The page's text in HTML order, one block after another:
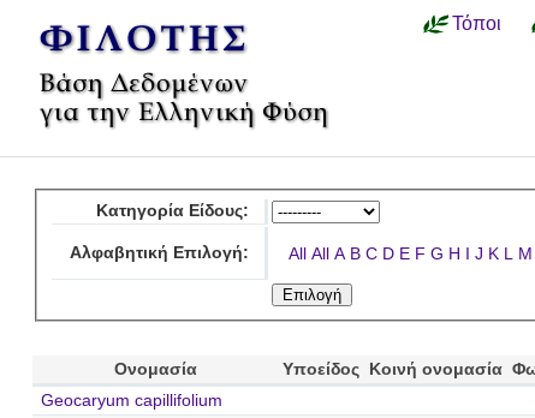
Τόποι
Κατηγορία Είδους:
Αλφαβητική Επιλογή: All All A B C D E F G H I J K L M
Ονομασία Υποείδος Κοινή ονομασία
Geocaryum capillifolium